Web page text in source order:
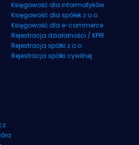
Księgowość dla informatyków
Księgowość dla spółek z o.o.
Księgowość dla e-commerce
Rejestracja działalności / KPIR
Rejestracja spółki z o.o.
Rejestracja spółki cywilnej